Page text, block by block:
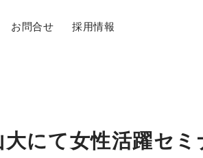
お問合せ 採用情報
にて女性活躍セミ